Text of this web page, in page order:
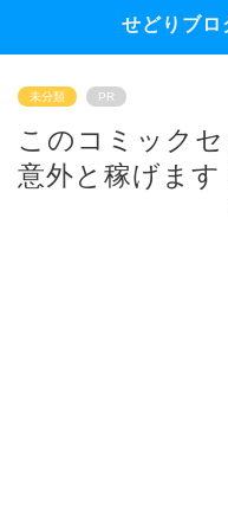
せどりブロ
未分類 PR
このコミック
意外と稼げます